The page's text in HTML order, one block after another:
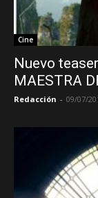
Cine
Nuevo
MAESTRA
Redacción - 09/07/